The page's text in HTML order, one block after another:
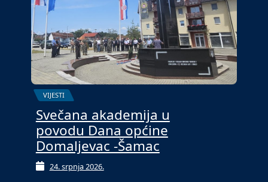
VIJESTI
Svečana akademija u
povodu Dana općine
Domaljevac -Šamac
24. srpnja 2026.